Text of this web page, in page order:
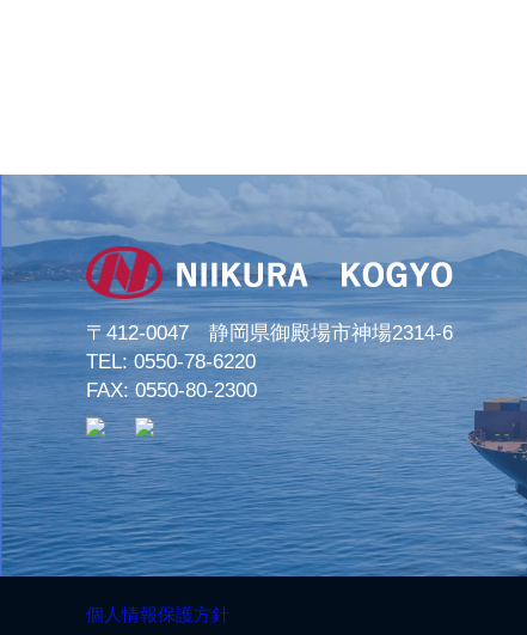
〒412-0047 静岡県御殿場市神場2314-6
TEL: 0550-78-6220
FAX: 0550-80-2300
個人情報保護方針